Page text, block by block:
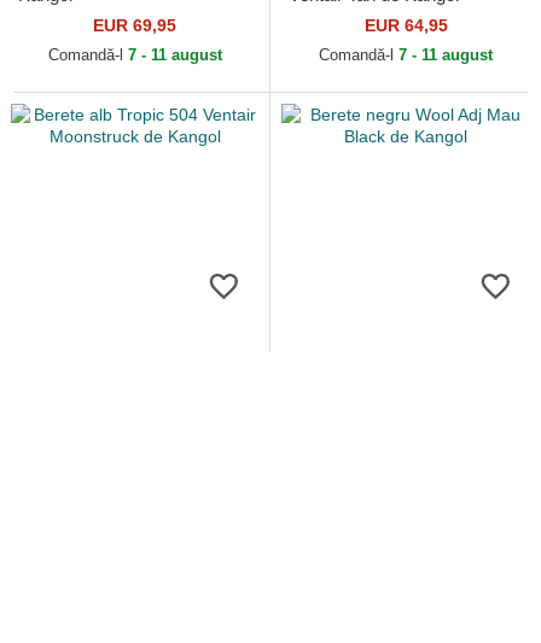
EUR 69,95
Comandă-l 7 - 11 august
EUR 64,95
Comandă-l 7 - 11 august